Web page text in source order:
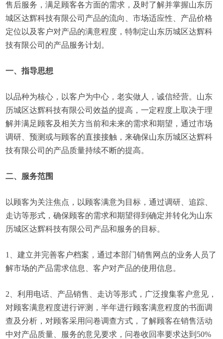
售后服务，满足顾客各方面的需求，及时了解并掌握山东历
城区达辉科技有限公司产品的流向、市场适应性、产品价格
定位以及客户对产品的满意程度，特制定山东历城区达辉科
技有限公司的产品服务计划。
一、指导思想
以品种为核心，以客户为中心，老实做人，诚信经营。山东
历城区达辉科技有限公司效益的提高，一定程度上取决于理
解并满足顾客及相关方当前和未来的需求和期望，通过市场
调研、预测或与顾客的直接接触，来确保山东历城区达辉科
技有限公司的产品质量持续不断的提高。
二、服务范围
以顾客为关注焦点，以顾客满意为目标，通过调研、追踪、
走访等形式，确保顾客的需求和期望得到确定并转化为山东
历城区达辉科技有限公司产品和服务的目标。
1、建立并完善客户档案，通过本部门销售网点的业务人员了
解市场的产品需求信息、客户对产品的使用信息。
2、利用电话、产品销售、走访等形式，广泛搜集客户意见，
对顾客满意程度进行评测，半年进行顾客满意程度的书面调
查及分析，对顾客采用问卷调查方式，了解顾客在销售活动
中对产品质量、服务的意见要求，问卷收回率要求达到50%